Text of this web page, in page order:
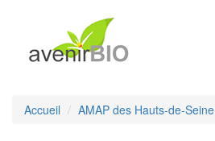
Accueil AMAP des Hauts-de-Seine